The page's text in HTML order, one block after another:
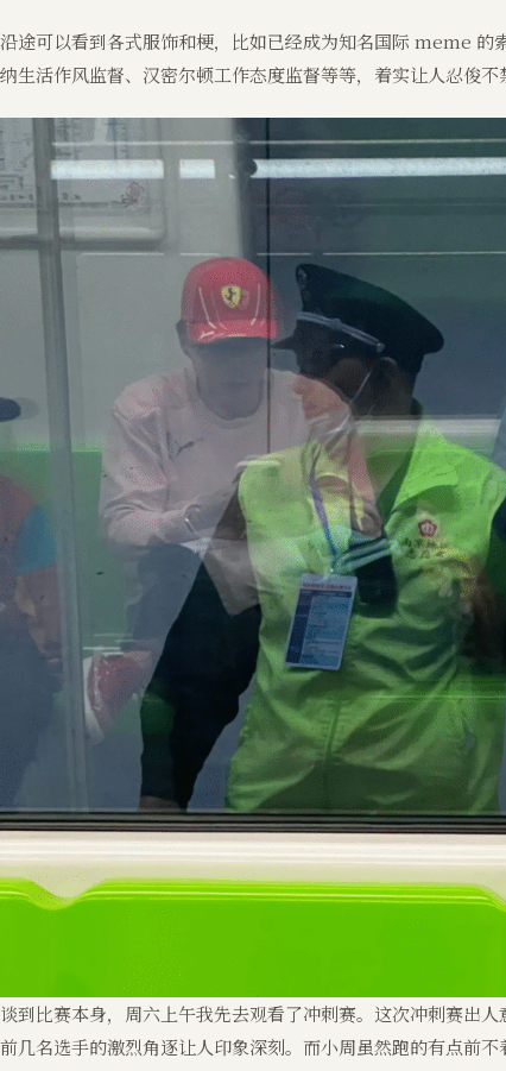
沿途可以看到各式服饰和梗，比如已经成为知名国际 meme 的
纳生活作风监督、汉密尔顿工作态度监督等等，着实让人忍俊不
谈到比赛本身，周六上午我先去观看了冲刺赛。这次冲刺赛出人
前几名选手的激烈角逐让人印象深刻。而小周虽然跑的有点前